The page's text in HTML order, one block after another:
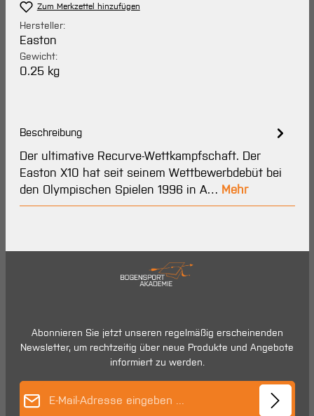
Zum Merkzettel hinzufügen
Hersteller:
Easton
Gewicht:
0.25 kg
Beschreibung
Der ultimative Recurve-Wettkampfschaft. Der
Easton X10 hat seit seinem Wettbewerbdebüt bei
den Olympischen Spielen 1996 in A… Mehr
Abonnieren Sie jetzt unseren regelmäßig erscheinenden
Newsletter, um rechtzeitig über neue Produkte und Angebote
informiert zu werden.